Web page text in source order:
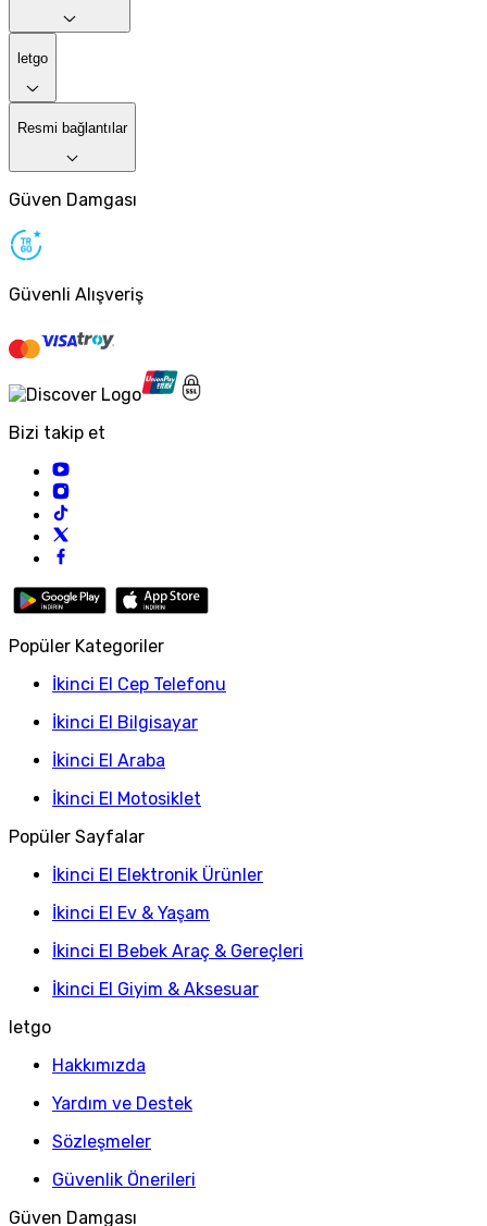
letgo
Resmi bağlantılar
Güven Damgası
Güvenli Alışveriş
Bizi takip et
Popüler Kategoriler
İkinci El Cep Telefonu
İkinci El Bilgisayar
İkinci El Araba
İkinci El Motosiklet
Popüler Sayfalar
İkinci El Elektronik Ürünler
İkinci El Ev & Yaşam
İkinci El Bebek Araç & Gereçleri
İkinci El Giyim & Aksesuar
letgo
Hakkımızda
Yardım ve Destek
Sözleşmeler
Güvenlik Önerileri
Güven Damgası